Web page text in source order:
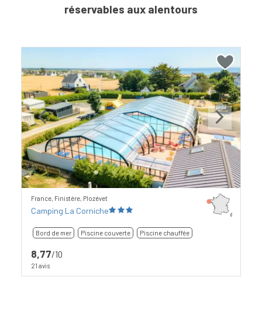
réservables aux alentours
Previous Next
France, Finistère, Plozévet
Camping La Corniche
Bord de mer Piscine couverte Piscine chauffée
8,77/10
21 avis